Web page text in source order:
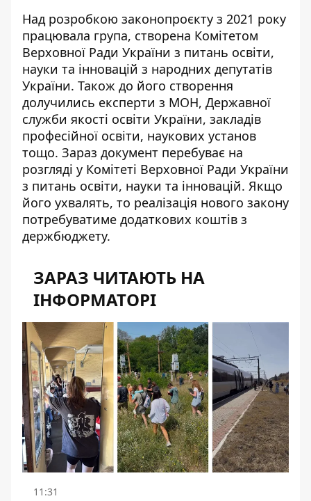
Над розробкою законопроєкту з 2021 року
працювала група, створена Комітетом
Верховної Ради України з питань освіти,
науки та інновацій з народних депутатів
України. Також до його створення
долучились експерти з МОН, Державної
служби якості освіти України, закладів
професійної освіти, наукових установ
тощо. Зараз документ перебуває на
розгляді у Комітеті Верховної Ради України
з питань освіти, науки та інновацій. Якщо
його ухвалять, то реалізація нового закону
потребуватиме додаткових коштів з
держбюджету.
ЗАРАЗ ЧИТАЮТЬ НА
ІНФОРМАТОРІ
11:31